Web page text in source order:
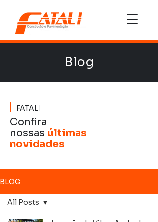
Blog
FATALI
Confira
nossas últimas
novidades
BLOG
All Posts